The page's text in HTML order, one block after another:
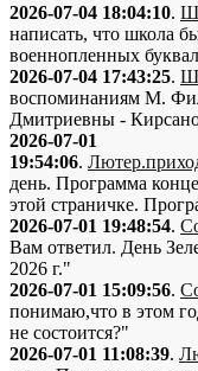
2026-07-04 18:04:10.
написать, что школа
военнопленных
2026-07-04 17:43:25.
воспоминаниям М.
Дмитриевны -
2026-07-01
19:54:06.
день. Программа
этой страничке.
2026-07-01 19:48:54.
Вам ответил. День
2026 г."
2026-07-01 15:09:56.
понимаю,что в этом
не состоится?"
2026-07-01 11:08:39.